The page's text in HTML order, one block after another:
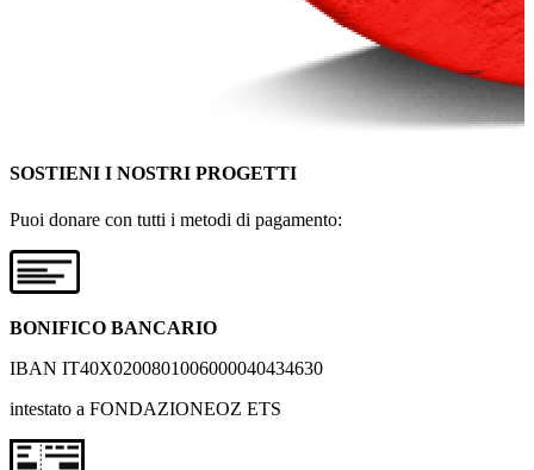
SOSTIENI I NOSTRI PROGETTI
Puoi donare con tutti i metodi di pagamento:
BONIFICO BANCARIO
IBAN IT40X0200801006000040434630
intestato a FONDAZIONEOZ ETS